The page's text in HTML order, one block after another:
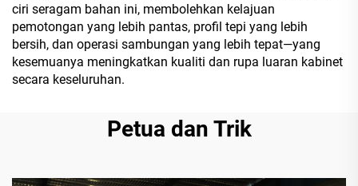
ciri seragam bahan ini, membolehkan kelajuan
pemotongan yang lebih pantas, profil tepi yang lebih
bersih, dan operasi sambungan yang lebih tepat—yang
kesemuanya meningkatkan kualiti dan rupa luaran kabinet
secara keseluruhan.
Petua dan Trik